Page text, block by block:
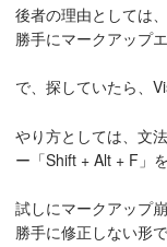
後者の理由としては
勝手にマークアップ
で、探していたら、
やり方としては、文
ー「Shift + Alt + F」
試しにマークアップ
勝手に修正しない形